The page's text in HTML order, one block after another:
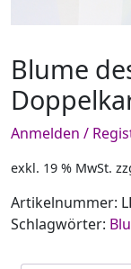
Blume
Anmelden /
exkl. 19 % MwSt.
Artikelnummer:
Schlagwörter: